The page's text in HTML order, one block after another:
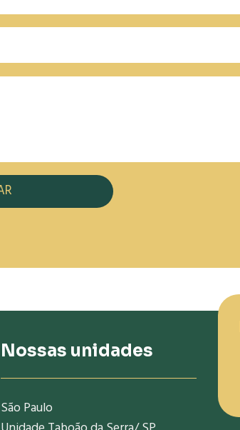
Nossas unidades
São Paulo